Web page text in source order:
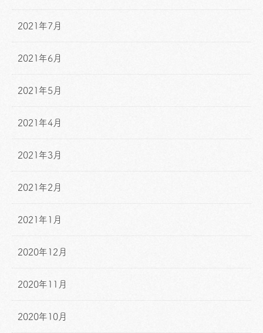
2021年7月
2021年6月
2021年5月
2021年4月
2021年3月
2021年2月
2021年1月
2020年12月
2020年11月
2020年10月